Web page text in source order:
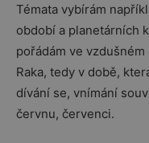
Témata vybírám
období a planetárních
pořádám ve
Raka, tedy v době,
dívání se, vnímání
červnu, červenci.